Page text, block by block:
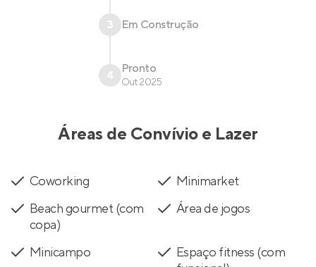
3 Em Construção
4 Pronto
Out 2025
Áreas de Convívio e Lazer
Coworking
Minimarket
Beach gourmet (com
copa)
Área de jogos
Minicampo
Espaço fitness (com